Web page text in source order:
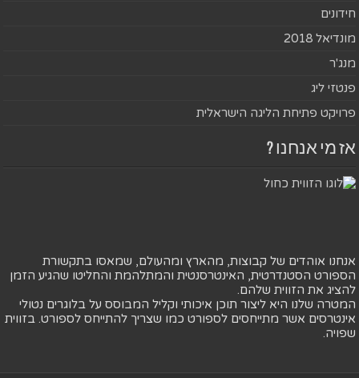
חידונים
מונדיאל 2018
מנג'ר
פנטזי ליג
פרויקט פתיחת הליגה הישראלית
אז מי אנחנו ?
אנחנו אוהדים של קבוצות, מהארץ ומהעולם, שמאסו בתקשורת
הספורט הסטנדרטית, האינטרסנטית והמתלהמת והחליטו שהגיע הזמן
להציג את הזווית שלהם.
המטרה שלנו היא ליצור תוכן איכותי וקליל המבוסס על בלוגרים נטולי
אינטרסים אשר מתייחסים לספורט כמו שצריך להתייחס לספורט. בזווית
שפויה.